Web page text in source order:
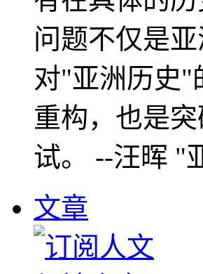
问题不仅是
对"亚洲历史"
重构，也是
试。 --汪晖 "
文章